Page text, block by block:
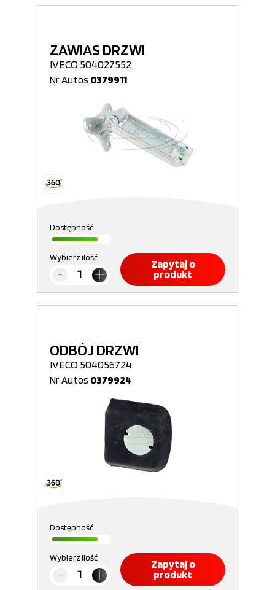
ZAWIAS DRZWI
IVECO 504027552
Nr Autos 0379911
Dostępność
Wybierz ilość
Zapytaj o
produkt
ODBÓJ DRZWI
IVECO 504056724
Nr Autos 0379924
Dostępność
Wybierz ilość
Zapytaj o
produkt